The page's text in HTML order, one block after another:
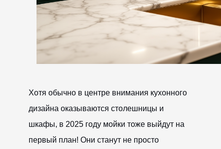
Хотя обычно в центре внимания кухонного
дизайна оказываются столешницы и
шкафы, в 2025 году мойки тоже выйдут на
первый план! Они станут не просто